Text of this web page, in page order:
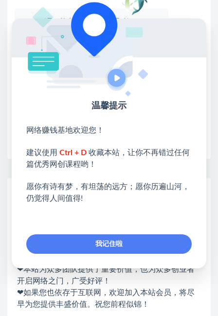
💖课程资料【免费】领取教程💖
①：点击右上角【 】三个点
②：选择【在浏览器打开】
③：点击右上方【登录】领取
限时活动：注册新用户赠送VIP
网赚基地简介
类&副业类，资源丰富 物超所值。
❤能助您：找项目 + 低成本创业 + 减少信息差 + 见识
❤本站为众多团队提供了重要价值，也为众多创业者
开启网络之门，广受好评！
❤如果您也依存于互联网，欢迎加入本站会员，将尽
早为您提供丰盛价值。祝您前程似锦！
温馨提示
网络赚钱基地欢迎您！
建议使用 Ctrl + D 收藏本站，让你不再错过任何
篇优秀网创课程哟！
愿你有诗有梦，有坦荡的远方；愿你历遍山河，
仍觉得人间值得!
我记住啦